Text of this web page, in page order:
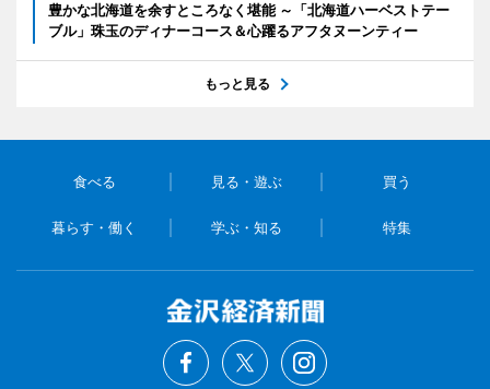
豊かな北海道を余すところなく堪能 ～「北海道ハーベストテー
ブル」珠玉のディナーコース＆心躍るアフタヌーンティー
もっと見る
食べる 見る・遊ぶ 買う
暮らす・働く 学ぶ・知る 特集